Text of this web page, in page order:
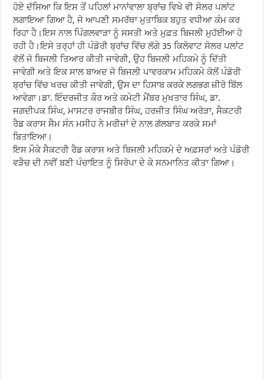
ਹੋਏ ਦੱਸਿਆ ਕਿ ਇਸ ਤੋਂ ਪਹਿਲਾਂ ਮਾਨਾਂਵਾਲਾ ਬ੍ਰਾਂਚ ਵਿਖੇ ਵੀ ਸੋਲਰ ਪਲਾਂਟ
ਲਗਾਇਆ ਗਿਆ ਹੈ, ਜੋ ਆਪਣੀ ਸਮਰੱਥਾ ਮੁਤਾਬਿਕ ਬਹੁਤ ਵਧੀਆ ਕੰਮ ਕਰ
ਰਿਹਾ ਹੈ।ਇਸ ਨਾਲ ਪਿੰਗਲਵਾੜਾ ਨੂੰ ਸਸਤੀ ਅਤੇ ਮੁਫ਼ਤ ਬਿਜਲੀ ਮੁਹੱਈਆ ਹੋ
ਰਹੀ ਹੈ।ਇਸੇ ਤਰ੍ਹਾਂ ਹੀ ਪੰਡੋਰੀ ਬ੍ਰਾਂਚ ਵਿੱਚ ਲੱਗੇ 35 ਕਿਲੋਵਾਟ ਸੋਲਰ ਪਲਾਂਟ
ਵੱਲੋਂ ਜੋ ਬਿਜਲੀ ਤਿਆਰ ਕੀਤੀ ਜਾਵੇਗੀ, ਉਹ ਬਿਜਲੀ ਮਹਿਕਮੇ ਨੂੰ ਦਿੱਤੀ
ਜਾਵੇਗੀ ਅਤੇ ਇਕ ਸਾਲ ਬਾਅਦ ਜੋ ਬਿਜਲੀ ਪਾਵਰਕਾਮ ਮਹਿਕਮੇ ਕੋਲੋਂ ਪੰਡੋਰੀ
ਬ੍ਰਾਂਚ ਵਿੱਚ ਖਰਚ ਕੀਤੀ ਜਾਵੇਗੀ, ਉਸ ਦਾ ਹਿਸਾਬ ਕਰਕੇ ਲਗਭਗ ਜ਼ੀਰੋ ਬਿੱਲ
ਆਵੇਗਾ।ਡਾ. ਇੰਦਰਜੀਤ ਕੌਰ ਅਤੇ ਕਮੇਟੀ ਮੈਂਬਰ ਮੁਖਤਾਰ ਸਿੰਘ, ਡਾ.
ਜਗਦੀਪਕ ਸਿੰਘ, ਮਾਸਟਰ ਰਾਜਬੀਰ ਸਿੰਘ, ਹਰਜੀਤ ਸਿੰਘ ਅਰੋੜਾ, ਸੈਕਟਰੀ
ਰੈਡ ਕਰਾਸ ਸੈਮ ਸੰਨ ਮਸੀਹ ਨੇ ਮਰੀਜ਼ਾਂ ਦੇ ਨਾਲ ਗੱਲਬਾਤ ਕਰਕੇ ਸਮਾਂ
ਬਿਤਾਇਆ।
ਇਸ ਮੌਕੇ ਸੈਕਟਰੀ ਰੈਡ ਕਰਾਸ ਅਤੇ ਬਿਜਲੀ ਮਹਿਕਮੇ ਦੇ ਅਫ਼ਸਰਾਂ ਅਤੇ ਪੰਡੋਰੀ
ਵੜੈਚ ਦੀ ਨਵੀਂ ਬਣੀ ਪੰਚਾਇਤ ਨੂੰ ਸਿਰੋਪਾ ਦੇ ਕੇ ਸਨਮਾਨਿਤ ਕੀਤਾ ਗਿਆ।